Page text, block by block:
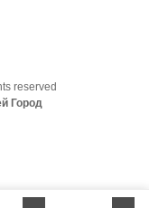
reserved
Город